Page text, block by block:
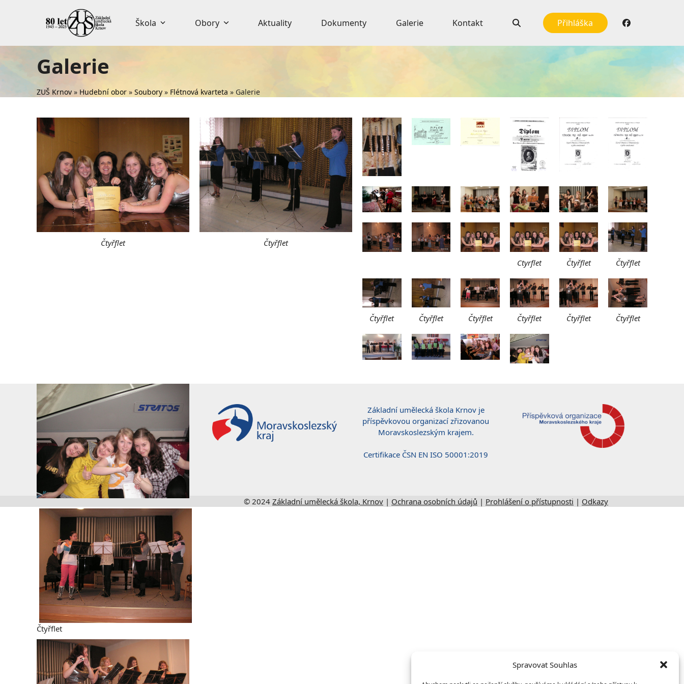
Spravovat Souhlas
Škola Obory Aktuality Dokumenty Galerie Kontakt Přihláška
Galerie
ZUŠ Krnov » Hudební obor » Soubory » Flétnová kvarteta » Galerie
Čtyřflet
Čtyřflet
Ctyrflet
Čtyřflet Čtyřflet
Čtyřflet Čtyřflet Čtyřflet Čtyřflet Čtyřflet Čtyřflet
Čtyřflet
Základní umělecká škola Krnov je
příspěvkovou organizací zřizovanou
Moravskoslezským krajem.
Certifikace ČSN EN ISO 50001:2019
© 2024 Základní umělecká škola, Krnov | Ochrana osobních údajů | Prohlášení o přístupnosti | Odkazy